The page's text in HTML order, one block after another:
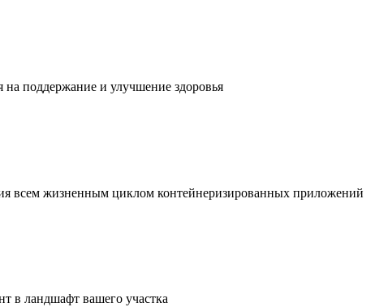
на поддержание и улучшение здоровья
всем жизненным циклом контейнеризированных приложений
в ландшафт вашего участка